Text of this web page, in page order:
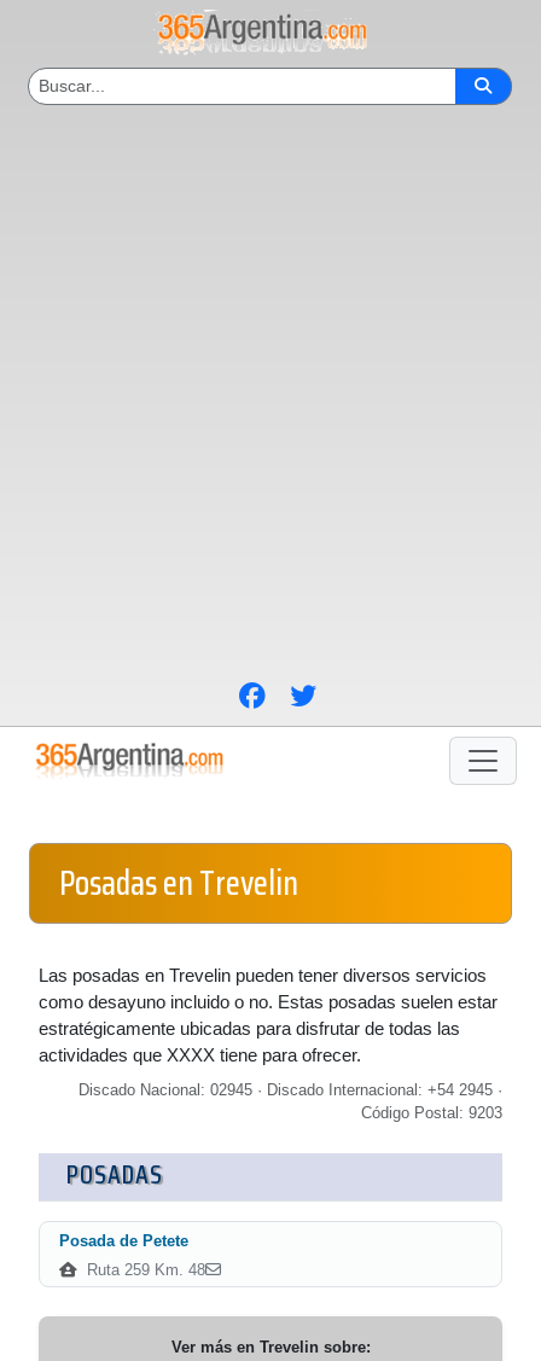
Posadas en Trevelin
Las posadas en Trevelin pueden tener diversos servicios
como desayuno incluido o no. Estas posadas suelen estar
estratégicamente ubicadas para disfrutar de todas las
actividades que XXXX tiene para ofrecer.
Discado Nacional: 02945 · Discado Internacional: +54 2945 ·
Código Postal: 9203
POSADAS
Posada de Petete
Ruta 259 Km. 48
Ver más en Trevelinsobre: